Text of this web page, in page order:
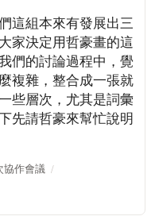
這組本來有發展出三
家決定用哲豪畫的這
們的討論過程中，覺
複雜，整合成一張就
些層次，尤其是詞彙
先請哲豪來幫忙說明
協作會議